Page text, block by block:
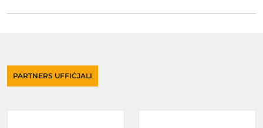
PARTNERS UFFIĊJALI